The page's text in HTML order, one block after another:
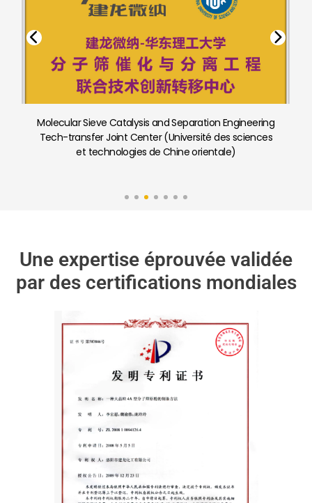
Laboratoire commun de matériaux poreux pour le
captage du carbone et la séparation par adsorption
à faible teneur en carbone (Université de Nankai)
Une expertise éprouvée validée
par des certifications mondiales